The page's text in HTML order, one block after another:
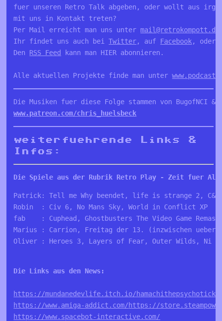
fuer unseren Retro Talk abgeben, oder wollt aus
mit uns in Kontakt treten?
Per Mail erreicht man uns unter mail@retrokompott.de
Ihr findet uns auch bei Twitter, auf Facebook, oder
Den RSS Feed kann man HIER abonnieren.
Alle aktuellen Projekte finde man unter
www.patreon.com/chris_huelsbeck
weiterfuehrende Links &
Infos:
Die Spiele aus der Rubrik Retro Play - Zeit fuer
Patrick: Tell me Why beendet, life is strange 2, C&C
Robin  : Civ 6, No Mans Sky, World in Conflict XP
fab    : Cuphead, Ghostbusters The Video Game
Marius : Carrion, Freitag der 13. (inzwischen ueber 1
Oliver : Heroes 3, Layers of Fear, Outer Wilds, Ni
Die Links aus den News:
https://mundanedevlife.itch.io/
https://www.amiga-addict.com/https://
https://www.spacebot-interactive.com/